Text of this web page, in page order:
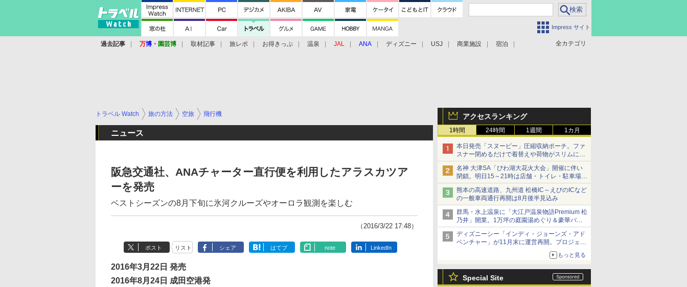
Impress サイト
全カテゴリ
過去記事 万博 ・ 園芸博 取材記事 旅レポ お得きっぷ 温泉 JAL ANA ディズニー USJ 商業施設 宿泊
アクセスランキング
1時間 24時間 1週間 1カ月
本日発売「スヌーピー」圧縮収納ポーチ。ファ
スナー閉めるだけで着替えや荷物がスリムにま
とまる
名神 大津SA「びわ湖大花火大会」開催に伴い
閉鎖。明日15～21時は店舗・トイレ・駐車場の
利用不可
熊本の高速道路、九州道 松橋IC～えびのICなど
の一般車両通行再開は8月後半見込み
群馬・水上温泉に「大江戸温泉物語Premium 松
乃井」開業。1万坪の庭園湯めぐり＆豪華バイ
キングを体験してきた！
ディズニーシー「インディ・ジョーンズ・アド
ベンチャー」が11月末に運営再開。プロジェク
ションマッピングを追加、DPAは1500円
もっと見る
Special Site
トラベル Watch 旅の方法 空旅 飛行機
ニュース
阪急交通社、ANAチャーター直行便を利用したアラスカツア
ーを発売
ベストシーズンの8月下旬に氷河クルーズやオーロラ観測を楽しむ
（2016/3/22 17:48）
ポスト リスト シェア はてブ note LinkedIn
2016年3月22日 発売
2016年8月24日 成田空港発